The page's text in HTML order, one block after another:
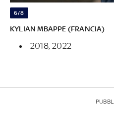
6/8
KYLIAN MBAPPE (FRANCIA)
2018, 2022